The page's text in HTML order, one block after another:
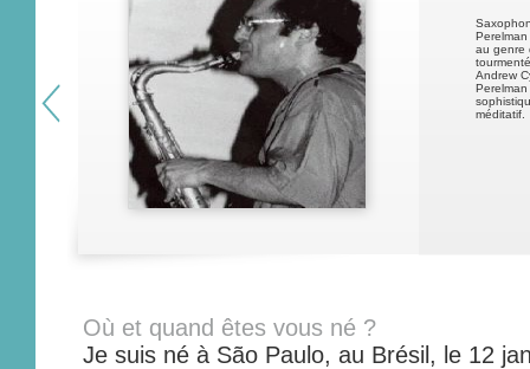
au genre
Andrew
méditatif.
Où et quand êtes vous né ?
Je suis né à São Paulo, au Brésil, le 12